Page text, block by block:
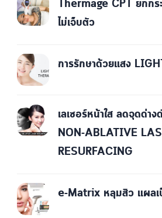
Thermage CPT ยกก
ไม่เจ็บตัว
การรักษาด้วยแสง
เลเซอร์หน้าใส ลดจุดด่า
NON-ABLATIVE
RESURFACING
e-Matrix หลุมสิว แผล